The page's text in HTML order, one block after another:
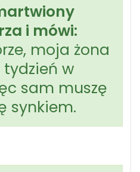
i mówi:
moja żona
w
sam muszę
synkiem.